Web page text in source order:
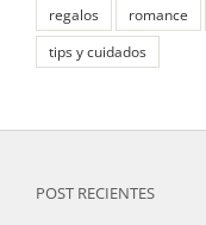
regalos
romance
tips y cuidados
POST RECIENTES